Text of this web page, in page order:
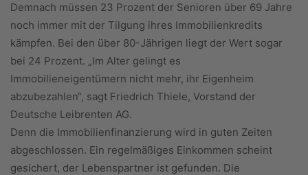
Demnach müssen 23 Prozent der Senioren über 69 Jahre
noch immer mit der Tilgung ihres Immobilienkredits
kämpfen. Bei den über 80-Jährigen liegt der Wert sogar
bei 24 Prozent. „Im Alter gelingt es
Immobilieneigentümern nicht mehr, ihr Eigenheim
abzubezahlen“, sagt Friedrich Thiele, Vorstand der
Deutsche Leibrenten AG.
Denn die Immobilienfinanzierung wird in guten Zeiten
abgeschlossen. Ein regelmäßiges Einkommen scheint
gesichert, der Lebenspartner ist gefunden. Die